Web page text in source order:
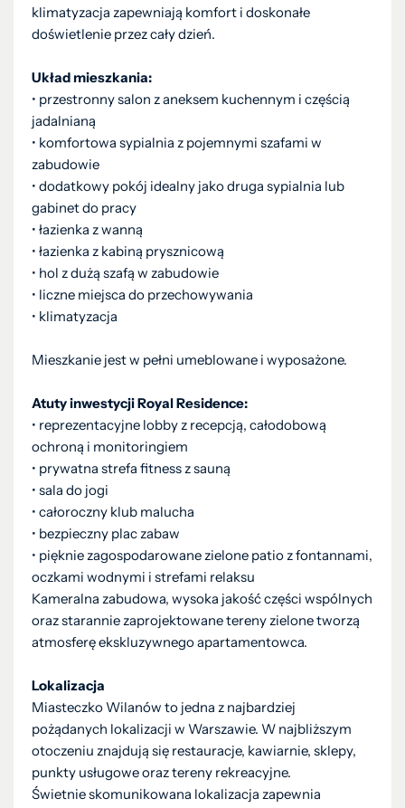
klimatyzacja zapewniają komfort i doskonałe
doświetlenie przez cały dzień.
Układ mieszkania:
• przestronny salon z aneksem kuchennym i częścią
jadalnianą
• komfortowa sypialnia z pojemnymi szafami w
zabudowie
• dodatkowy pokój idealny jako druga sypialnia lub
gabinet do pracy
• łazienka z wanną
• łazienka z kabiną prysznicową
• hol z dużą szafą w zabudowie
• liczne miejsca do przechowywania
• klimatyzacja
Mieszkanie jest w pełni umeblowane i wyposażone.
Atuty inwestycji Royal Residence:
• reprezentacyjne lobby z recepcją, całodobową
ochroną i monitoringiem
• prywatna strefa fitness z sauną
• sala do jogi
• całoroczny klub malucha
• bezpieczny plac zabaw
• pięknie zagospodarowane zielone patio z fontannami,
oczkami wodnymi i strefami relaksu
Kameralna zabudowa, wysoka jakość części wspólnych
oraz starannie zaprojektowane tereny zielone tworzą
atmosferę ekskluzywnego apartamentowca.
Lokalizacja
Miasteczko Wilanów to jedna z najbardziej
pożądanych lokalizacji w Warszawie. W najbliższym
otoczeniu znajdują się restauracje, kawiarnie, sklepy,
punkty usługowe oraz tereny rekreacyjne.
Świetnie skomunikowana lokalizacja zapewnia